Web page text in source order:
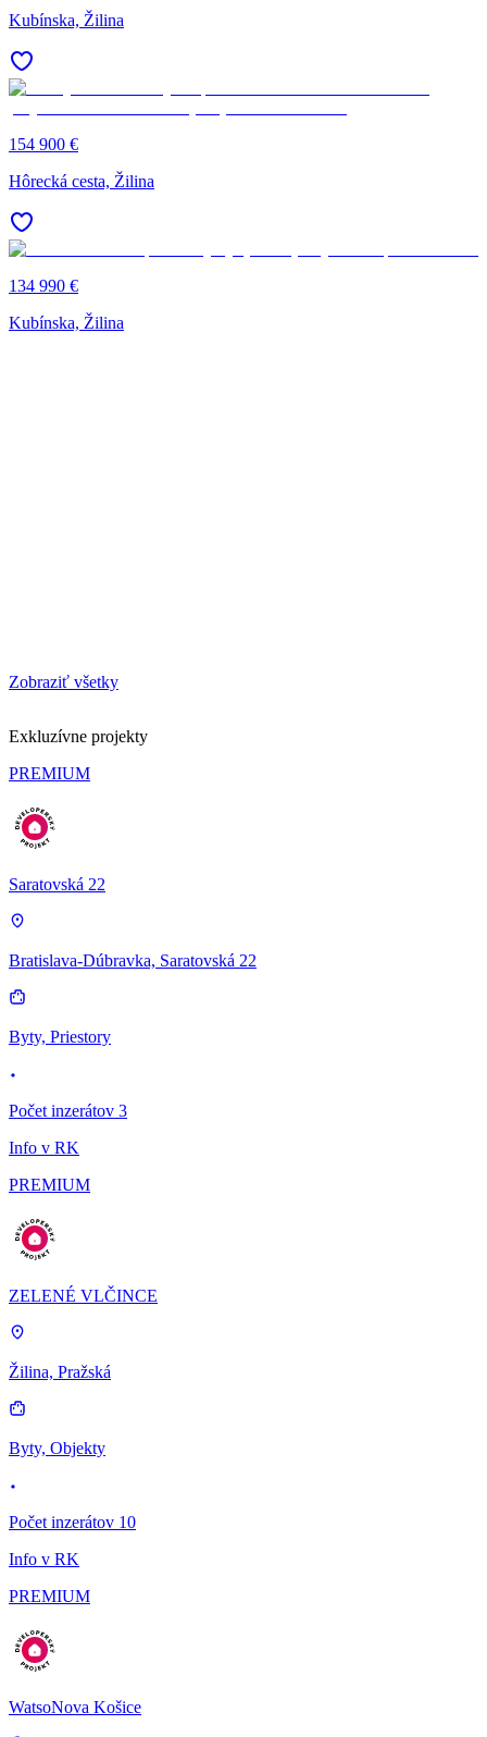
Kubínska, Žilina
154 900 €
Hôrecká cesta, Žilina
134 990 €
Kubínska, Žilina
Zobraziť všetky
Exkluzívne projekty
PREMIUM
Saratovská 22
Bratislava-Dúbravka, Saratovská 22
Byty, Priestory
Počet inzerátov 3
Info v RK
PREMIUM
ZELENÉ VLČINCE
Žilina, Pražská
Byty, Objekty
Počet inzerátov 10
Info v RK
PREMIUM
WatsoNova Košice